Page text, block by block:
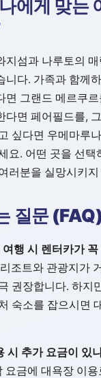
에게 맞는
지섬과 나루토의
니다. 가족과 함께
면 그랜드 메르쿠
다면 페어필드를,
싶다면 우메마루
요. 어떤 곳을 선택
러분을 실망시키
질문
여행 시 렌터카가
조트와 관광지가
권장합니다. 하지
숙소를 잡으시면
시 추가 요금이 있
요금에 대욕장 이